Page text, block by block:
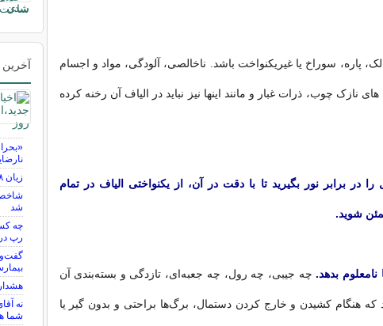
پاره، سوراخ یا غیریکنواخت باشد. ناخالصی، آلودگی، مواد و اجسام
نازک چوب، ذرات غبار و مانند اینها نیز نباید در الیاف آن رخنه کرده
در برابر نور بگیرید تا با دقت در آن، از یکنواختی الیاف در تمام
شوید.
نامعلوم بدهد. چه جیبی، چه رول، چه جعبه‌ای، تازدگی و بسته‌بندی آن
که هنگام کشیدن و خارج کردن دستمال، برگ‌ها براحتی و بدون گیر یا
آخرین
زیان ۱۳۸همتی به صندوق بازنشستگی نفت
شد
چه
رپ در
نه
شما